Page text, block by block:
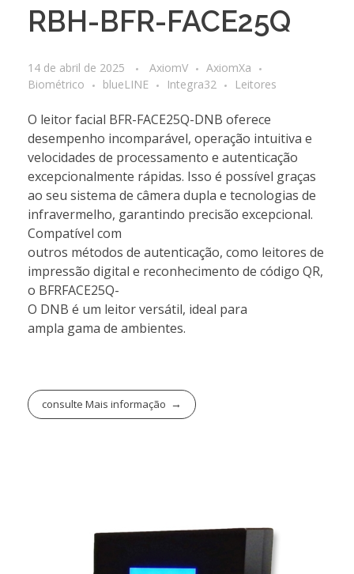
RBH-BFR-FACE25Q
14 de abril de 2025 AxiomV
AxiomXa
Biométrico
blueLINE Integra32 Leitores
O leitor facial BFR-FACE25Q-DNB oferece
desempenho incomparável, operação intuitiva e
velocidades de processamento e autenticação
excepcionalmente rápidas. Isso é possível graças
ao seu sistema de câmera dupla e tecnologias de
infravermelho, garantindo precisão excepcional.
Compatível com
outros métodos de autenticação, como leitores de
impressão digital e reconhecimento de código QR,
o BFRFACE25Q-
O DNB é um leitor versátil, ideal para
ampla gama de ambientes.
consulte Mais informação